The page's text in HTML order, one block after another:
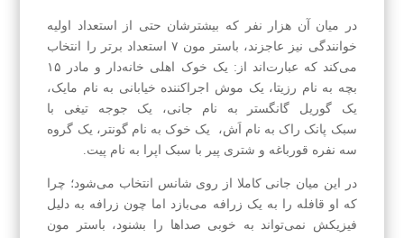
در میان آن هزار نفر که بیشترشان حتی از استعداد اولیه
خوانندگی نیز عاجزند، باستر مون ۷ استعداد برتر را انتخاب
می‌کند که عبارت‌اند از: یک خوک اهلی خانه‌دار و مادر ۱۵
بچه به نام رزیتا، یک موش اجراکننده خیابانی به نام مایک،
یک گوریل گانگستر به نام جانی، یک جوجه تیغی با
سبک پانک راک به نام اَش، یک خوک به نام گونتر، یک گروه
سه نفره قورباغه و شتری پیر با سبک اپرا به نام پیت.
در این میان جانی کاملا از روی شانس انتخاب می‌شود؛ چرا
که او قافله را به یک زرافه می‌بازد اما چون زرافه به دلیل
فیزیکش نمی‌تواند به خوبی صداها را بشنود، باستر مون